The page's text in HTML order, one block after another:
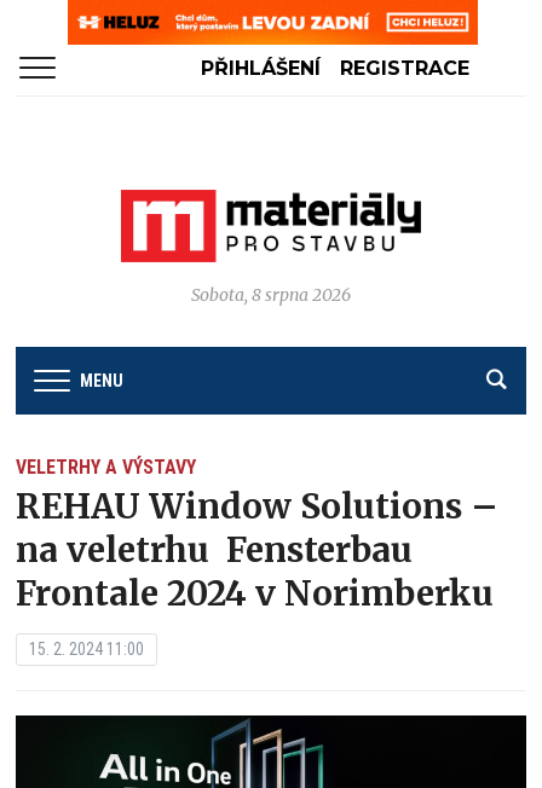
PŘIHLÁŠENÍ REGISTRACE
Sobota, 8 srpna 2026
MENU
VELETRHY A VÝSTAVY
REHAU Window Solutions –
na veletrhu Fensterbau
Frontale 2024 v Norimberku
15. 2. 2024 11:00